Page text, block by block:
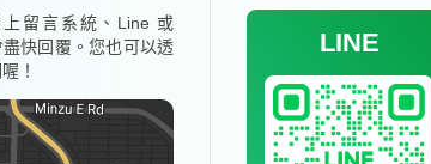
留言系統、Line 或
快回覆。您也可以透
！
LINE